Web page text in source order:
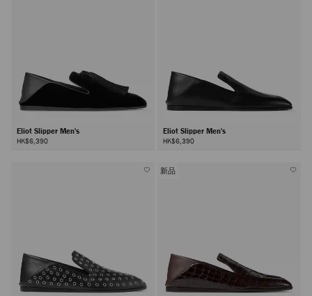
Eliot Slipper Men's
HK$6,390
Eliot Slipper Men's
HK$6,390
新品